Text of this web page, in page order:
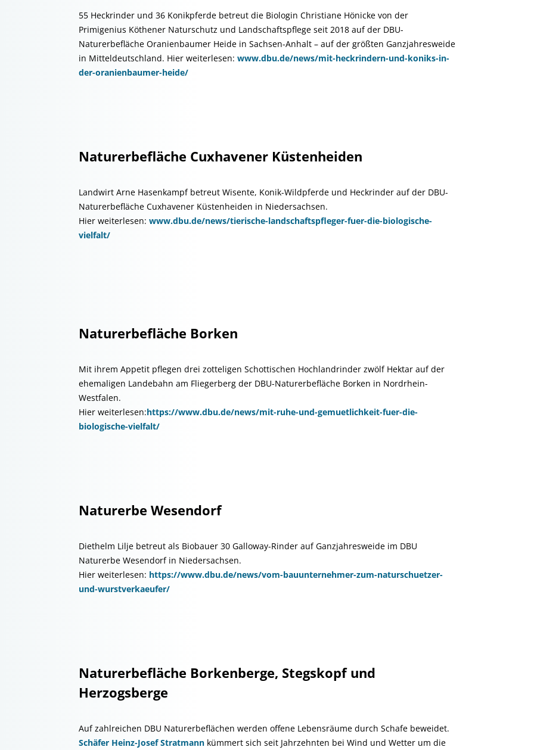
55 Heckrinder und 36 Konikpferde betreut die Biologin Christiane Hönicke von der
Primigenius Köthener Naturschutz und Landschaftspflege seit 2018 auf der DBU-
Naturerbefläche Oranienbaumer Heide in Sachsen-Anhalt – auf der größten Ganzjahresweide
in Mitteldeutschland. Hier weiterlesen: www.dbu.de/news/mit-heckrindern-und-koniks-in-
der-oranienbaumer-heide/
Naturerbefläche Cuxhavener Küstenheiden
Landwirt Arne Hasenkampf betreut Wisente, Konik-Wildpferde und Heckrinder auf der DBU-
Naturerbefläche Cuxhavener Küstenheiden in Niedersachsen.
Hier weiterlesen: www.dbu.de/news/tierische-landschaftspfleger-fuer-die-biologische-
vielfalt/
Naturerbefläche Borken
Mit ihrem Appetit pflegen drei zotteligen Schottischen Hochlandrinder zwölf Hektar auf der
ehemaligen Landebahn am Fliegerberg der DBU-Naturerbefläche Borken in Nordrhein-
Westfalen.
Hier weiterlesen:https://www.dbu.de/news/mit-ruhe-und-gemuetlichkeit-fuer-die-
biologische-vielfalt/
Naturerbe Wesendorf
Diethelm Lilje betreut als Biobauer 30 Galloway-Rinder auf Ganzjahresweide im DBU
Naturerbe Wesendorf in Niedersachsen.
Hier weiterlesen: https://www.dbu.de/news/vom-bauunternehmer-zum-naturschuetzer-
und-wurstverkaeufer/
Naturerbefläche Borkenberge, Stegskopf und
Herzogsberge
Auf zahlreichen DBU Naturerbeflächen werden offene Lebensräume durch Schafe beweidet.
Schäfer Heinz-Josef Stratmann kümmert sich seit Jahrzehnten bei Wind und Wetter um die